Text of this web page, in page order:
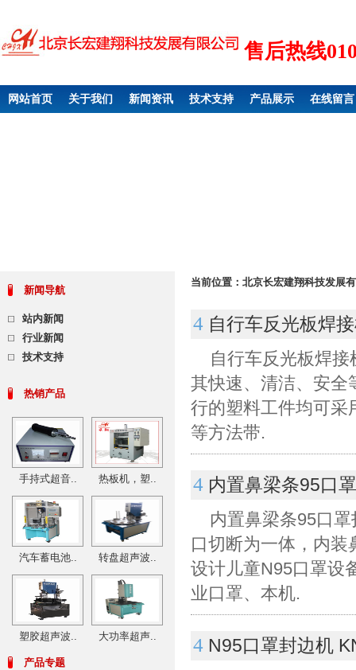
售后热线
网站首页 关于我们 新闻资讯 技术支持 产品展示 在线留言
新闻导航
站内新闻
行业新闻
技术支持
热销产品
手持式超音.. 热板机，塑..
汽车蓄电池.. 转盘超声波..
塑胶超声波.. 大功率超声..
产品专题
当前位置： 北京长宏建翔科技发展
4 自行车反光板焊
自行车反光板焊
其快速、清洁、安全
行的塑料工件均可采
等方法带.
4 内置鼻梁条95口
内置鼻梁条95口
口切断为一体，内
设计儿童N95口罩设
业口罩、本机.
4 N95口罩封边机